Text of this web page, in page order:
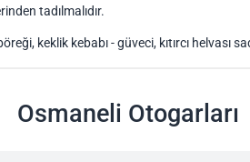
tadılmalıdır.
keklik kebabı - güveci, kıtırcı helvası
Osmaneli Otogarları